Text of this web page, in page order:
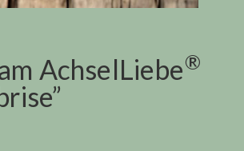
AchselLiebe®